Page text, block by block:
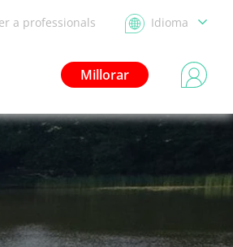
a professionals Idioma
Millorar